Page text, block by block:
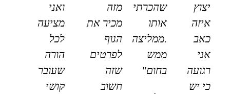
יצוץ
איזה
כאב
אני
רגועה
כי יש
שהכרתי
אותו
.ממליצה
ממש
בחום"
מזה
מכיר את
הגוף
לפרטים
שזה
חשוב
ואני
מציעה
לכל
הורה
שעובר
קושי